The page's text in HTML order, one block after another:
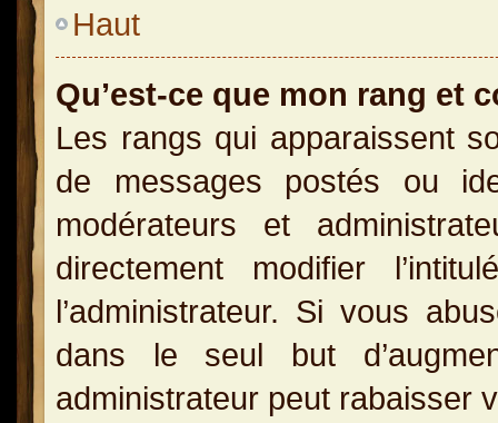
Haut
Qu’est-ce que mon rang et
Les rangs qui apparaissent
de messages postés ou
modérateurs et
directement modifier
l’administrateur. Si vous
dans le seul but
administrateur peut rabaisser